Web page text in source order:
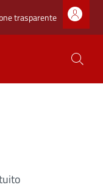
trasparente